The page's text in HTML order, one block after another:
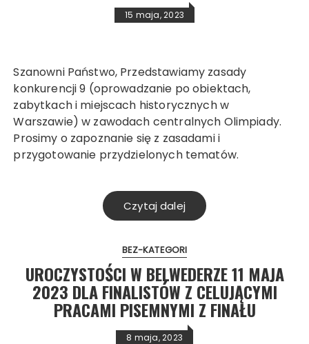
15 maja, 2023
Szanowni Państwo, Przedstawiamy zasady
konkurencji 9 (oprowadzanie po obiektach,
zabytkach i miejscach historycznych w
Warszawie) w zawodach centralnych Olimpiady.
Prosimy o zapoznanie się z zasadami i
przygotowanie przydzielonych tematów.
Czytaj dalej
BEZ-KATEGORI
UROCZYSTOŚCI W BELWEDERZE 11 MAJA
2023 DLA FINALISTÓW Z CELUJĄCYMI
PRACAMI PISEMNYMI Z FINAŁU
8 maja, 2023